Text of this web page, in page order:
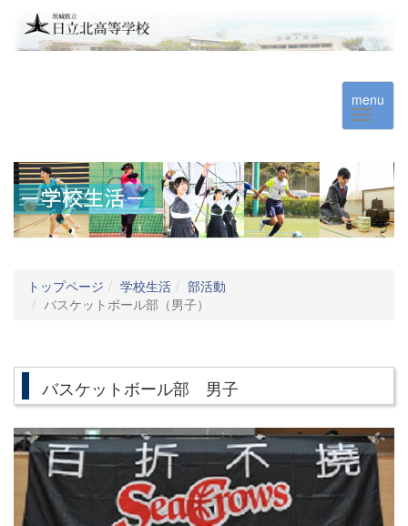
menu
トップページ 学校生活
部活動
バスケットボール部（男子）
バスケットボール部 男子